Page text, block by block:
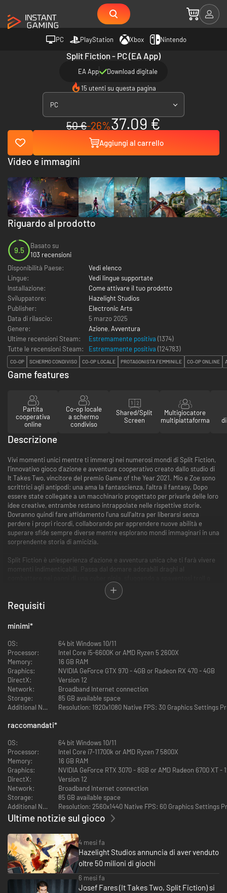
PC PlayStation Xbox Nintendo
Split Fiction - PC (EA App)
EA App Download digitale
15 utenti su questa pagina
PC
50 €-26%37.09 €
Aggiungi al carrello
Riguardo al prodotto
9.5
Basato su
103 recensioni
Disponibilità Paese:
Vedi elenco
Lingue:
Vedi lingue supportate
Installazione:
Come attivare il tuo prodotto
Sviluppatore:
Hazelight Studios
Publisher:
Electronic Arts
Data di rilascio:
5 marzo 2025
Genere:
Azione, Avventura
Ultime recensioni Steam:
Estremamente positiva (1374)
Tutte le recensioni Steam:
Estremamente positiva (124783)
CO-OP SCHERMO CONDIVISO CO-OP LOCALE PROTAGONISTA FEMMINILE CO-OP ONLINE
Video e immagini
Game features
Partita
cooperativa
online
Co-op locale
a schermo
condiviso
Shared/Split
Screen
Multigiocatore
multipiattaforma
Descrizione
Vivi momenti unici mentre ti immergi nei numerosi mondi di Split Fiction,
l'innovativo gioco d'azione e avventura cooperativo creato dallo studio di
It Takes Two, vincitore del premio Game of the Year 2021. Mio e Zoe sono
scrittrici agli antipodi: una ama la fantascienza, l'altra il fantasy. Dopo
essere state collegate a un macchinario progettato per privarle delle loro
idee creative, entrambe restano intrappolate nelle rispettive storie.
Dovranno quindi fare affidamento l'una sull'altra per liberarsi senza
perdere i propri ricordi, collaborando per apprendere nuove abilità e
superare sfide sempre diverse mentre esplorano mondi immaginari in una
sorprendente storia di amicizia.
Split Fiction è un'esperienza d'azione e avventura unica che ti farà vivere
momenti indimenticabili. Passa dal domare adorabili draghi al
schivando auto volanti lanciate da un addetto al parcheggio robotico.
L'universo di Split Fiction è stravagante, intenso e pensato per essere
condiviso.
Gioca in modalità cooperativa con un'altra persona, e insieme preparatevi
Requisiti
minimi*
OS:
64 bit Windows 10/11
Processor:
Intel Core i5-6600K or AMD Ryzen 5 2600X
Memory:
16 GB RAM
Graphics:
NVIDIA GeForce GTX 970 - 4GB or Radeon RX 470 - 4GB
DirectX:
Version 12
Network:
Broadband Internet connection
Storage:
85 GB available space
Additional Notes:
Resolution: 1920x1080 Native FPS: 30 Graphics Settings
raccomandati*
OS:
64 bit Windows 10/11
Processor:
Intel Core i7-11700k or AMD Ryzen 7 5800X
Memory:
16 GB RAM
Graphics:
NVIDIA GeForce RTX 3070 - 8GB or AMD Radeon 6700 XT -
DirectX:
Version 12
Network:
Broadband Internet connection
Storage:
85 GB available space
Additional Notes:
Resolution: 2560x1440 Native FPS: 60 Graphics Settings
Ultime notizie sul gioco
4 mesi fa
Hazelight Studios annuncia di aver venduto
oltre 50 milioni di giochi
6 mesi fa
Josef Fares (It Takes Two, Split Fiction) si